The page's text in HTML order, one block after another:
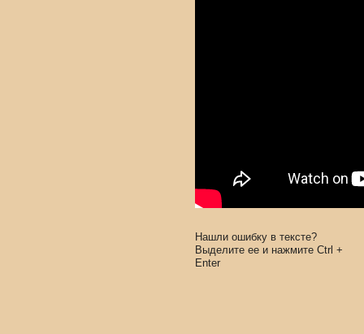
Нашли ошибку в тексте?
Выделите ее и нажмите Ctrl +
Enter